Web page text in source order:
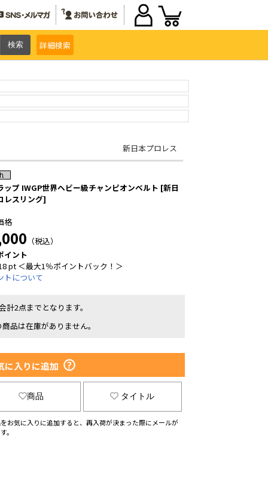
詳細検索
新日本プロレス
ップ IWGP世界ヘビー級チャンピオンベルト [新日
レスリング]
格
（税込）
イント
pt ＜最大1％ポイントバック！＞
トについて
計2点までとなります。
商品は在庫がありません。
に入りに追加
商品 タイトル
お気に入りに追加すると、再入荷が決まった際にメールが
。